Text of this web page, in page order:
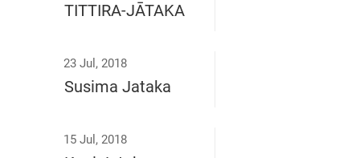
TITTIRA-JĀTAKA
23 Jul, 2018
Susima Jataka
15 Jul, 2018